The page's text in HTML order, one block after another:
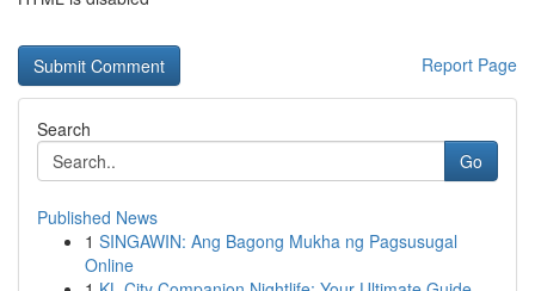
Report Page
Search
Go
Published News
1 SINGAWIN: Ang Bagong Mukha ng Pagsusugal
Online